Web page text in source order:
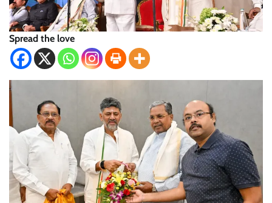
Spread the love